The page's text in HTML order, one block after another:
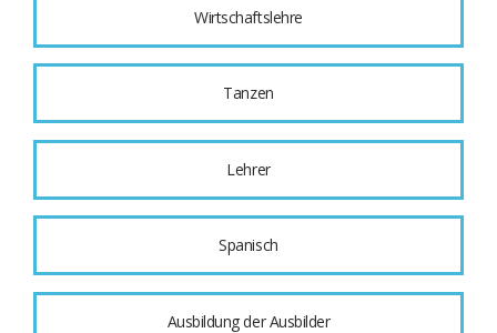
Wirtschaftslehre
Tanzen
Lehrer
Spanisch
Ausbildung der Ausbilder